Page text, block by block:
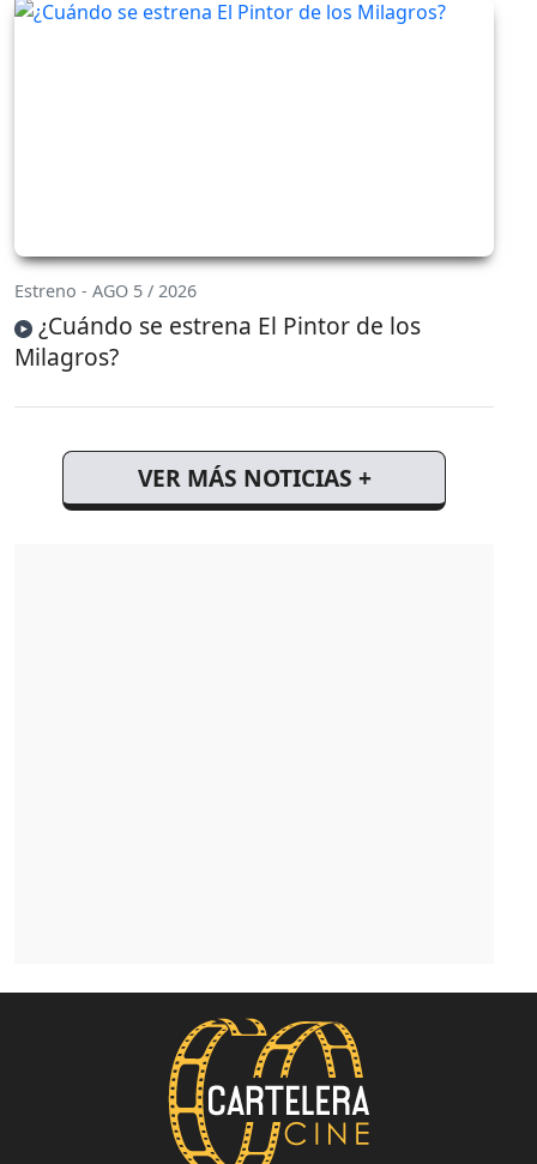
Estreno - AGO 5 / 2026
¿Cuándo se estrena El Pintor de los
Milagros?
VER MÁS NOTICIAS +